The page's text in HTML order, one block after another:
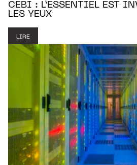
CEBI : L’ESSENTIEL EST
LES YEUX
LIRE